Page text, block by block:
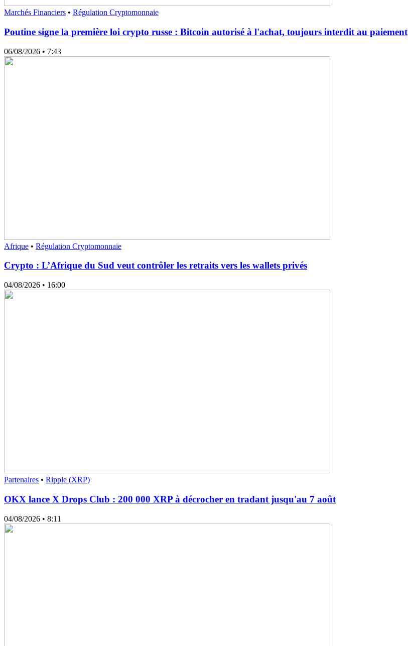
Marchés Financiers • Régulation Cryptomonnaie
Poutine signe la première loi crypto russe : Bitcoin autorisé à l'achat, toujours interdit au paiement
06/08/2026 • 7:43
Afrique • Régulation Cryptomonnaie
Crypto : L’Afrique du Sud veut contrôler les retraits vers les wallets privés
04/08/2026 • 16:00
Partenaires • Ripple (XRP)
OKX lance X Drops Club : 200 000 XRP à décrocher en tradant jusqu'au 7 août
04/08/2026 • 8:11